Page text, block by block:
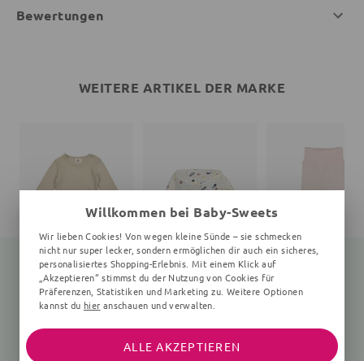
Bewertungen
WEITERE ARTIKEL DER MARKE
Langarmbody
26,91 €
Print
Willkommen bei Baby-Sweets
Wir lieben Cookies! Von wegen kleine Sünde – sie schmecken
nicht nur super lecker, sondern ermöglichen dir auch ein sicheres,
personalisiertes Shopping-Erlebnis. Mit einem Klick auf
„Akzeptieren“ stimmst du der Nutzung von Cookies für
Präferenzen, Statistiken und Marketing zu. Weitere Optionen
kannst du hier anschauen und verwalten.
ALLE AKZEPTIEREN